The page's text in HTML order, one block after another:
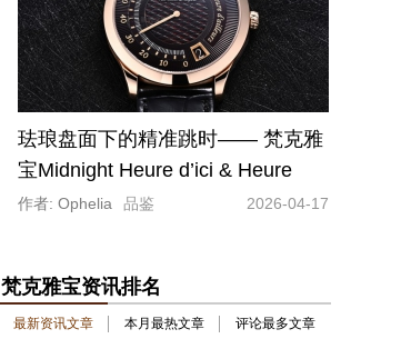
珐琅盘面下的精准跳时—— 梵克雅
宝Midnight Heure d’ici & Heure
d’Ailleurs腕表
作者: Ophelia 品鉴 2026-04-17
梵克雅宝资讯排名
最新资讯文章 本月最热文章 评论最多文章